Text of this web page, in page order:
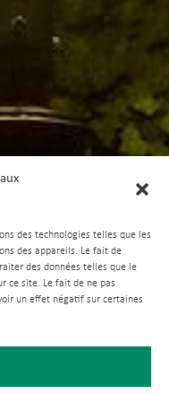
des technologies telles que les
des appareils. Le fait de
des données telles que le
ce site. Le fait de ne pas
un effet négatif sur certaines